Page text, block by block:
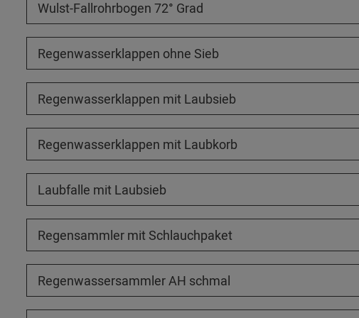
Wulst-Fallrohrbogen 72° Grad
Regenwasserklappen ohne Sieb
Regenwasserklappen mit Laubsieb
Regenwasserklappen mit Laubkorb
Laubfalle mit Laubsieb
Regensammler mit Schlauchpaket
Regenwassersammler AH schmal